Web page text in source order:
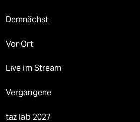
Demnächst
Vor Ort
Live im Stream
Vergangene
taz lab 2027